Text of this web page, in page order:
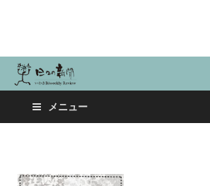
日々の新聞
メニュー